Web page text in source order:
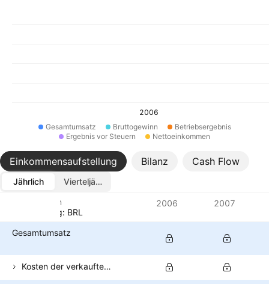
2006
Gesamtumsatz
Bruttogewinn
Betriebsergebnis
Ergebnis vor Steuern
Nettoeinkommen
Einkommensaufstellung Bilanz Cash Flow
Jährlich
Vierteljährlich
Metriken
Währung: BRL
2006 2007
Gesamtumsatz
Kosten der verkauften Güter